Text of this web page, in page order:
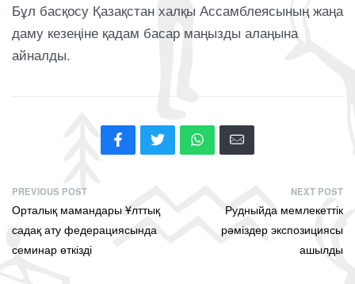
Бұл басқосу Қазақстан халқы Ассамблеясының жаңа
даму кезеңіне қадам басар маңызды алаңына
айналды.
PREVIOUS POST
Орталық мамандары Ұлттық
садақ ату федерациясында
семинар өткізді
NEXT POST
Рудныйда мемлекеттік
рәміздер экспозициясы
ашылды